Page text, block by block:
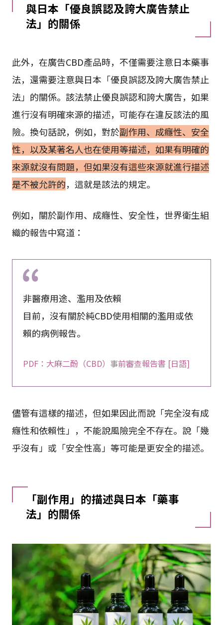
與日本「優良誤認及誇大廣告禁止
法」的關係
此外，在廣告CBD產品時，不僅需要注意日本藥事
法，還需要注意與日本「優良誤認及誇大廣告禁止
法」的關係。該法禁止優良誤認和誇大廣告，如果
進行沒有明確來源的描述，可能存在違反該法的風
險。換句話說，例如，對於副作用、成癮性、安全
性，以及某著名人也在使用等描述，如果有明確的
來源就沒有問題，但如果沒有這些來源就進行描述
是不被允許的，這就是該法的規定。
例如，關於副作用、成癮性、安全性，世界衛生組
織的報告中寫道：
非醫療用途、濫用及依賴
目前，沒有關於純CBD使用相關的濫用或依
賴的病例報告。
PDF：大麻二酚（CBD）事前審查報告書 [日語]
儘管有這樣的描述，但如果因此而說「完全沒有成
癮性和依賴性」，不能說風險完全不存在。說「幾
乎沒有」或「安全性高」等可能是更安全的描述。
「副作用」的描述與日本「藥事
法」的關係